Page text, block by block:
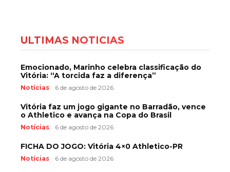
ÚLTIMAS NOTÍCIAS
Emocionado, Marinho celebra classificação do
Vitória: “A torcida faz a diferença”
Notícias 6 de agosto de 2026
Vitória faz um jogo gigante no Barradão, vence
o Athletico e avança na Copa do Brasil
Notícias 6 de agosto de 2026
FICHA DO JOGO: Vitória 4×0 Athletico-PR
Notícias 6 de agosto de 2026